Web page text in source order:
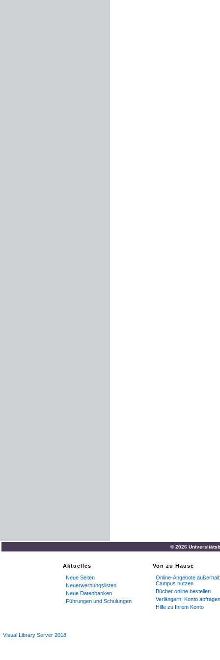
© 2026
Aktuelles
Neue Seiten
Neuerwerbungslisten
Neue Datenbanken
Führungen und Schulungen
Von zu Hause
Online-Angebote
Campus nutzen
Bücher online bestellen
Verlängern, Konto abfragen
Hilfe zu Ihrem Konto
Visual Library Server 2018